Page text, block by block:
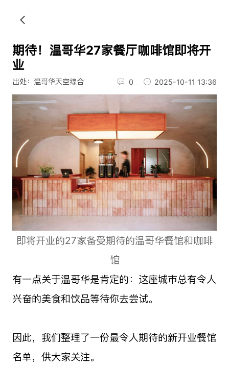
期待！温哥华27家餐厅咖啡馆即将开
业
出处：温哥华天空综合 0 2025-10-11 13:36
即将开业的27家备受期待的温哥华餐馆和咖啡
馆
有一点关于温哥华是肯定的：这座城市总有令人
兴奋的美食和饮品等待你去尝试。
因此，我们整理了一份最令人期待的新开业餐馆
名单，供大家关注。